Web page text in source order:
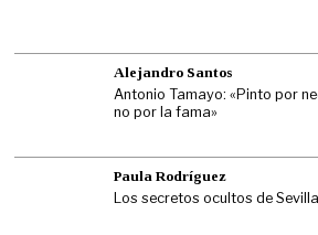
Alejandro Santos
Antonio Tamayo: «Pinto por
no por la fama»
Paula Rodríguez
Los secretos ocultos de Sevilla